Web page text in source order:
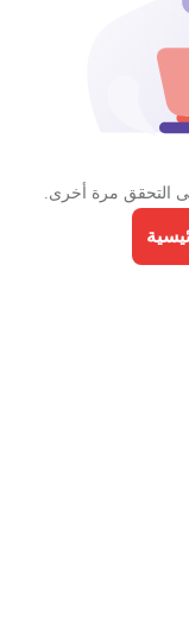
التحقق مرة أخرى.